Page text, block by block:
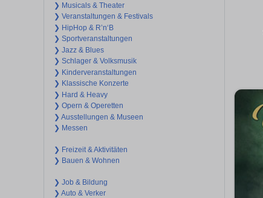
❯ Musicals & Theater
❯ Veranstaltungen & Festivals
❯ HipHop & R’n‘B
❯ Sportveranstaltungen
❯ Jazz & Blues
❯ Schlager & Volksmusik
❯ Kinderveranstaltungen
❯ Klassische Konzerte
❯ Hard & Heavy
❯ Opern & Operetten
❯ Ausstellungen & Museen
❯ Messen
❯ Freizeit & Aktivitäten
❯ Bauen & Wohnen
❯ Job & Bildung
❯ Auto & Verker